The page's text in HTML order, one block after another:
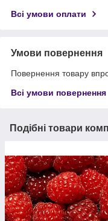
Всі умови оплати
Умови повернення
Повернення товару
Всі умови повернення
Подібні товари